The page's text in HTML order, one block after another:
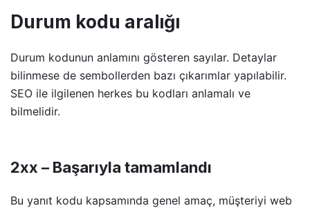
Durum kodu aralığı
Durum kodunun anlamını gösteren sayılar. Detaylar
bilinmese de sembollerden bazı çıkarımlar yapılabilir.
SEO ile ilgilenen herkes bu kodları anlamalı ve
bilmelidir.
2xx – Başarıyla tamamlandı
Bu yanıt kodu kapsamında genel amaç, müşteriyi web